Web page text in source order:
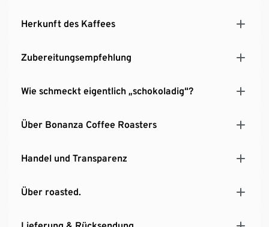
Herkunft des Kaffees
Zubereitungsempfehlung
Wie schmeckt eigentlich „schokoladig“?
Über Bonanza Coffee Roasters
Handel und Transparenz
Über roasted.